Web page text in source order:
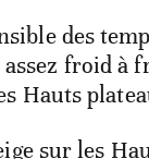
des
froid à
Hauts
sur les